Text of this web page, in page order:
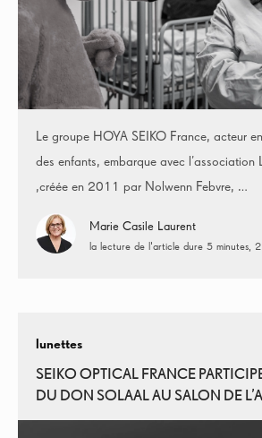
Le groupe HOYA SEIKO France, acteur
des enfants, embarque avec l’association
,créée en 2011 par Nolwenn Febvre, …
Marie Casile Laurent
la lecture de l'article dure 5 minutes
lunettes
SEIKO OPTICAL FRANCE
DU DON SOLAAL AU SALON DE